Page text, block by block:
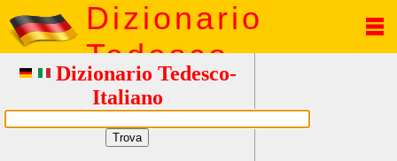
Dizionario
Tedesco
Dizionario Tedesco-
Italiano